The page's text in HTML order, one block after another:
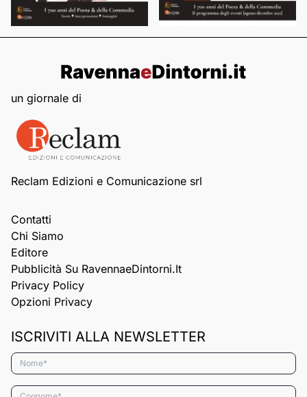
un giornale di
Reclam Edizioni e Comunicazione srl
Contatti
Chi Siamo
Editore
Pubblicità Su RavennaeDintorni.it
Privacy Policy
Opzioni Privacy
ISCRIVITI ALLA NEWSLETTER
Nome*
Cognome*